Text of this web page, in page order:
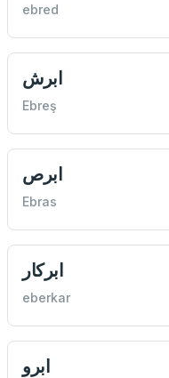
ebred
ابرش
Ebreş
ابرص
Ebras
ابركار
eberkar
ابرو